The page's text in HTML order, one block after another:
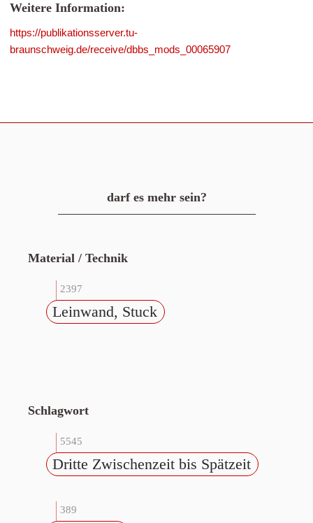
Weitere Information:
https://publikationsserver.tu-
braunschweig.de/receive/dbbs_mods_00065907
darf es mehr sein?
Material / Technik
2397
Leinwand, Stuck
Schlagwort
5545
Dritte Zwischenzeit bis Spätzeit
389